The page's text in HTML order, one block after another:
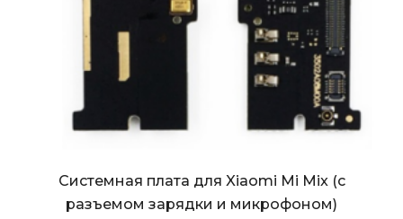
Системная плата для Xiaomi Mi Mix (с
разъемом зарядки и микрофоном)